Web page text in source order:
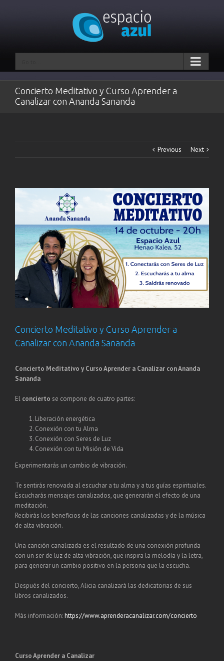
Concierto Meditativo y Curso Aprender a
Canalizar con Ananda Sananda
Previous Next
Concierto Meditativo y Curso Aprender a
Canalizar con Ananda Sananda
Concierto Meditativo y Curso Aprender a Canalizar con Ananda
Sananda
El concierto se compone de cuatro partes:
Liberación energética
Conexión con tu Alma
Conexión con Seres de Luz
Conexión con tu Misión de Vida
Experimentarás un cambio de vibración.
Te sentirás renovada al escuchar a tu alma y a tus guías espirituales.
Escucharás mensajes canalizados, que generarán el efecto de una
meditación.
Recibirás los beneficios de las canciones canalizadas y de la música
de alta vibración.
Una canción canalizada es el resultado de una conexión profunda
con un ser de luz de alta vibración, que inspira la melodía y la letra,
para generar un cambio positivo en la persona que la escucha.
Después del concierto, Alicia canalizará las dedicatorias de sus
libros canalizados.
Más información:https://www.aprenderacanalizar.com/concierto
Curso Aprender a Canalizar